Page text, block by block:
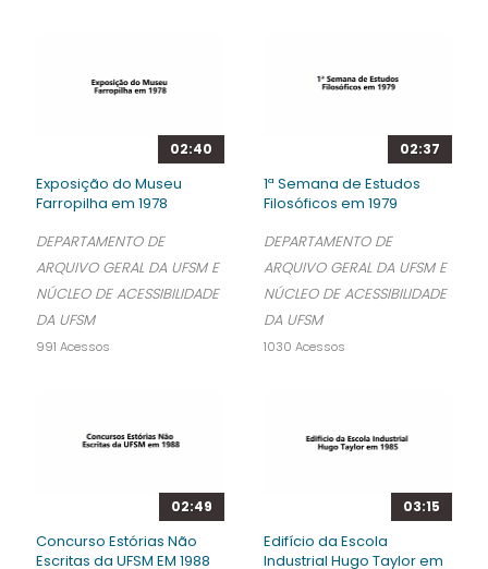
02:40
Exposição do Museu
Farropilha em 1978
DEPARTAMENTO DE
ARQUIVO GERAL DA UFSM E
NÚCLEO DE ACESSIBILIDADE
DA UFSM
991 Acessos
02:37
1ª Semana de Estudos
Filosóficos em 1979
DEPARTAMENTO DE
ARQUIVO GERAL DA UFSM E
NÚCLEO DE ACESSIBILIDADE
DA UFSM
1030 Acessos
02:49
Concurso Estórias Não
Escritas da UFSM EM 1988
03:15
Edifício da Escola
Industrial Hugo Taylor em